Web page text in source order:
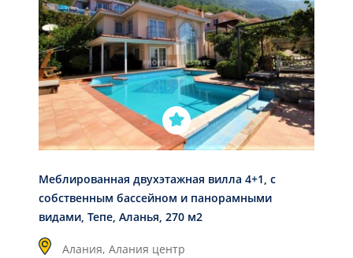
Меблированная двухэтажная вилла 4+1, с
собственным бассейном и панорамными
видами, Тепе, Аланья, 270 м2
Алания, Алания центр